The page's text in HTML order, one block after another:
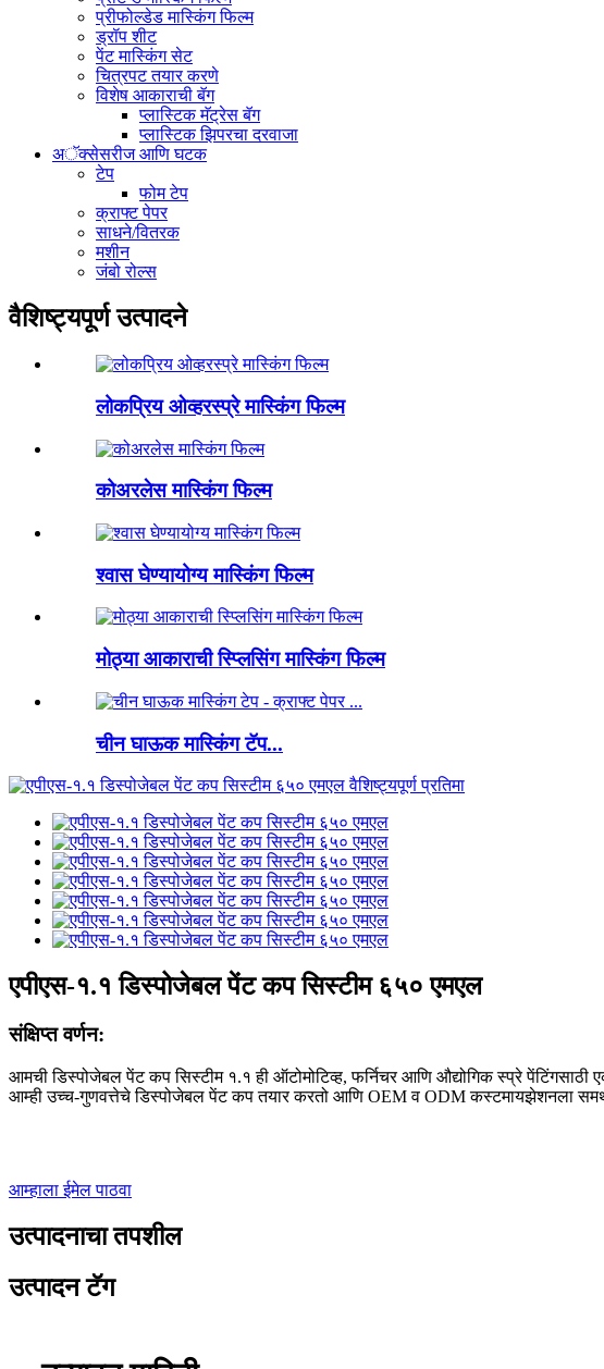
प्रीफोल्डेड मास्किंग फिल्म
ड्रॉप शीट
पेंट मास्किंग सेट
चित्रपट तयार करणे
विशेष आकाराची बॅग
प्लास्टिक मॅट्रेस बॅग
प्लास्टिक झिपरचा दरवाजा
अॅक्सेसरीज आणि घटक
टेप
फोम टेप
क्राफ्ट पेपर
साधने/वितरक
मशीन
जंबो रोल्स
वैशिष्ट्यपूर्ण उत्पादने
लोकप्रिय ओव्हरस्प्रे मास्किंग फिल्म
कोअरलेस मास्किंग फिल्म
श्वास घेण्यायोग्य मास्किंग फिल्म
मोठ्या आकाराची स्प्लिसिंग मास्किंग फिल्म
चीन घाऊक मास्किंग टॅप...
एपीएस-१.१ डिस्पोजेबल पेंट कप सिस्टीम ६५० एमएल
संक्षिप्त वर्णन:
आमची डिस्पोजेबल पेंट कप सिस्टीम १.१ ही ऑटोमोटिव्ह, फर्निचर आणि औद्योगिक स्प्रे
आम्ही उच्च-गुणवत्तेचे डिस्पोजेबल पेंट कप तयार करतो आणि OEM व ODM कस्टमायझेशनला
आम्हाला ईमेल पाठवा
उत्पादनाचा तपशील
उत्पादन टॅग